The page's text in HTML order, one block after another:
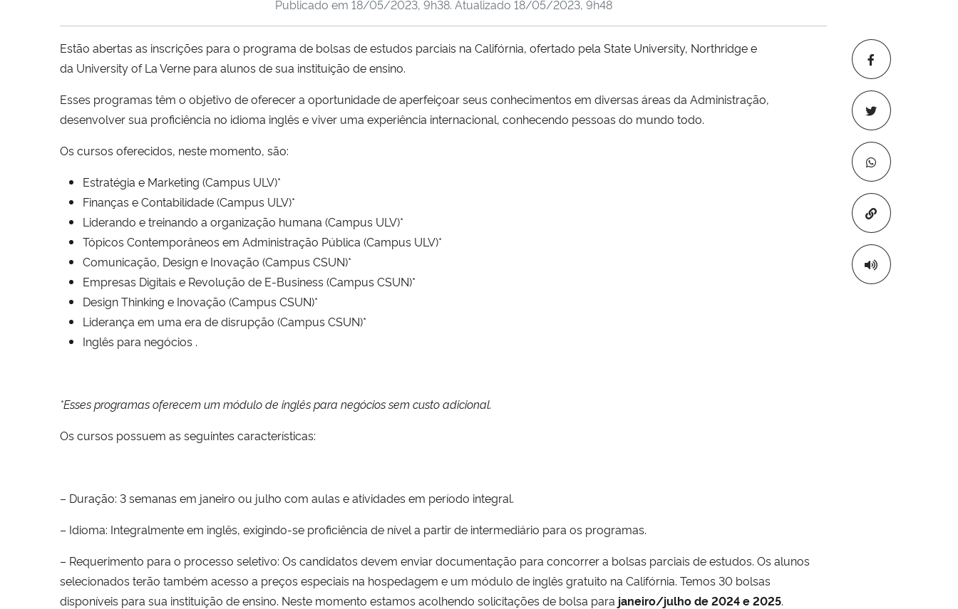
Copiar para
Publicado em 18/05/2023, 9h38. Atualizado 18/05/2023, 9h48
Estão abertas as inscrições para o programa de bolsas de estudos parciais na Califórnia, ofertado pela State University, Northridge e
da University of La Verne para alunos de sua instituição de ensino.
Esses programas têm o objetivo de oferecer a oportunidade de aperfeiçoar seus conhecimentos em diversas áreas da Administração,
desenvolver sua proficiência no idioma inglês e viver uma experiência internacional, conhecendo pessoas do mundo todo.
Os cursos oferecidos, neste momento, são:
Estratégia e Marketing (Campus ULV)*
Finanças e Contabilidade (Campus ULV)*
Liderando e treinando a organização humana (Campus ULV)*
Tópicos Contemporâneos em Administração Pública (Campus ULV)*
Comunicação, Design e Inovação (Campus CSUN)*
Empresas Digitais e Revolução de E-Business (Campus CSUN)*
Design Thinking e Inovação (Campus CSUN)*
Liderança em uma era de disrupção (Campus CSUN)*
Inglês para negócios .
*Esses programas oferecem um módulo de inglês para negócios sem custo adicional.
Os cursos possuem as seguintes características:
– Duração: 3 semanas em janeiro ou julho com aulas e atividades em período integral.
– Idioma: Integralmente em inglês, exigindo-se proficiência de nível a partir de intermediário para os programas.
– Requerimento para o processo seletivo: Os candidatos devem enviar documentação para concorrer a bolsas parciais de estudos. Os alunos
selecionados terão também acesso a preços especiais na hospedagem e um módulo de inglês gratuito na Califórnia. Temos 30 bolsas
disponíveis para sua instituição de ensino. Neste momento estamos acolhendo solicitações de bolsa para janeiro/julho de 2024 e 2025.